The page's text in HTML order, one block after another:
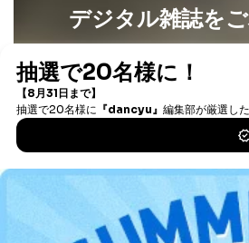
販売店などの梱包・配送・配
４．開示対象個人情報の「開示」「
いて
当社は、本人から、開示対象個人情
の通知を求められた場合には、遅滞
す。ただし、以下①～④のいずれか
①利用目的を本人に通知し、又は公
本人又は第三者の生命、身体、財産
デジタル雑誌を
書籍）が無料で読み
DOWNLOAD
DOWNLOAD FOR